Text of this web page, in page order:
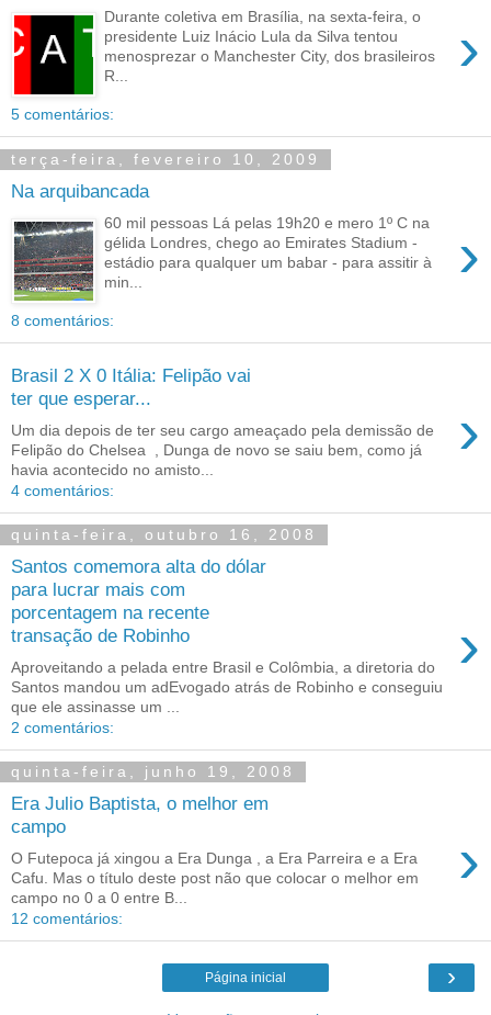
›
Durante coletiva em Brasília, na sexta-feira, o
presidente Luiz Inácio Lula da Silva tentou
menosprezar o Manchester City, dos brasileiros
R...
5 comentários:
terça-feira, fevereiro 10, 2009
Na arquibancada
›
60 mil pessoas Lá pelas 19h20 e mero 1º C na
gélida Londres, chego ao Emirates Stadium -
estádio para qualquer um babar - para assitir à
min...
8 comentários:
Brasil 2 X 0 Itália: Felipão vai
ter que esperar...
›
Um dia depois de ter seu cargo ameaçado pela demissão de
Felipão do Chelsea , Dunga de novo se saiu bem, como já
havia acontecido no amisto...
4 comentários:
quinta-feira, outubro 16, 2008
Santos comemora alta do dólar
para lucrar mais com
porcentagem na recente
transação de Robinho
›
Aproveitando a pelada entre Brasil e Colômbia, a diretoria do
Santos mandou um adEvogado atrás de Robinho e conseguiu
que ele assinasse um ...
2 comentários:
quinta-feira, junho 19, 2008
Era Julio Baptista, o melhor em
campo
›
O Futepoca já xingou a Era Dunga , a Era Parreira e a Era
Cafu. Mas o título deste post não que colocar o melhor em
campo no 0 a 0 entre B...
12 comentários:
›
Página inicial